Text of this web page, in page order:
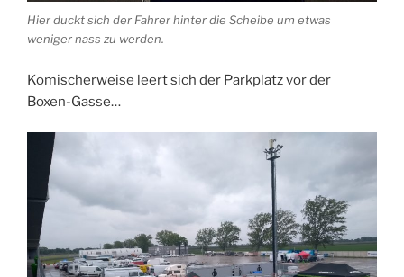
Hier duckt sich der Fahrer hinter die Scheibe um etwas
weniger nass zu werden.
Komischerweise leert sich der Parkplatz vor der
Boxen-Gasse…